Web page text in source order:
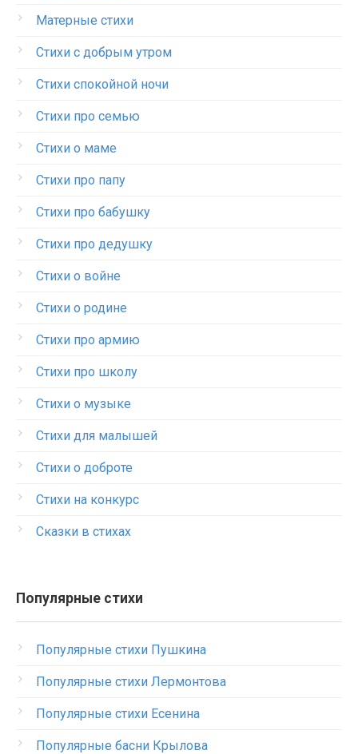
Матерные стихи
Стихи с добрым утром
Стихи спокойной ночи
Стихи про семью
Стихи о маме
Стихи про папу
Стихи про бабушку
Стихи про дедушку
Стихи о войне
Стихи о родине
Стихи про армию
Стихи про школу
Стихи о музыке
Стихи для малышей
Стихи о доброте
Стихи на конкурс
Сказки в стихах
Популярные стихи
Популярные стихи Пушкина
Популярные стихи Лермонтова
Популярные стихи Есенина
Популярные басни Крылова